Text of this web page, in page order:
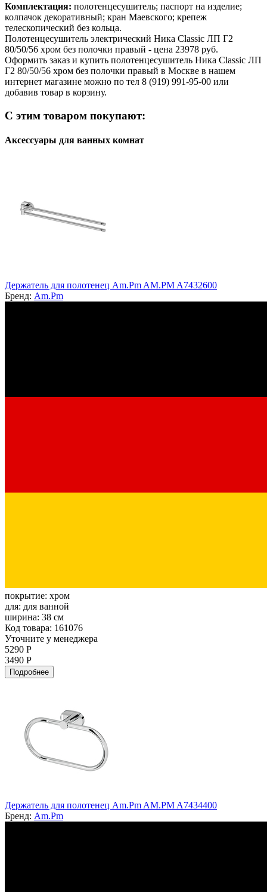
Комплектация: полотенцесушитель; паспорт на изделие;
колпачок декоративный; кран Маевского; крепеж
телескопический без кольца.
Полотенцесушитель электрический Ника Classic ЛП Г2
80/50/56 хром без полочки правый - цена 23978 руб.
Оформить заказ и купить полотенцесушитель Ника Classic ЛП
Г2 80/50/56 хром без полочки правый в Москве в нашем
интернет магазине можно по тел 8 (919) 991-95-00 или
добавив товар в корзину.
С этим товаром покупают:
Аксессуары для ванных комнат
Держатель для полотенец Am.Pm AM.PM A7432600
Бренд: Am.Pm
покрытие: хром
для: для ванной
ширина: 38 см
Код товара: 161076
Уточните у менеджера
5290 Р
3490 Р
Подробнее
Держатель для полотенец Am.Pm AM.PM A7434400
Бренд: Am.Pm